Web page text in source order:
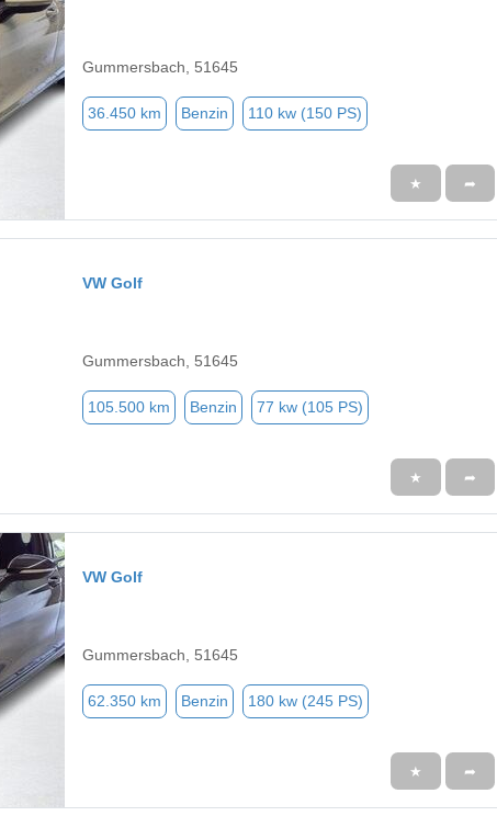
Gummersbach, 51645
36.450 km Benzin 110 kw (150 PS)
★ ➦
VW Golf
Gummersbach, 51645
105.500 km Benzin 77 kw (105 PS)
★ ➦
VW Golf
Gummersbach, 51645
62.350 km Benzin 180 kw (245 PS)
★ ➦